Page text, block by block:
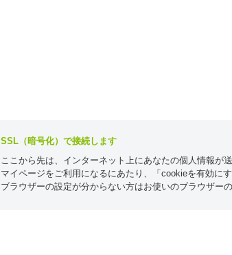
SSL（暗号化）で接続します
ここから先は、インターネット上にあなたの個人情報が
マイページをご利用になるにあたり、「cookieを有効に
ブラウザーの設定が分からない方はお使いのブラウザー